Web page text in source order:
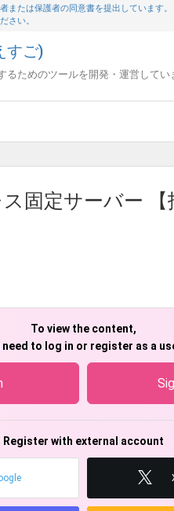
または保護者の同意書を提出しています
さい。
すご)
ためのツールを開発・運営してい
固定サーバー
To view the content,
need to log in or register as a
Register with external account